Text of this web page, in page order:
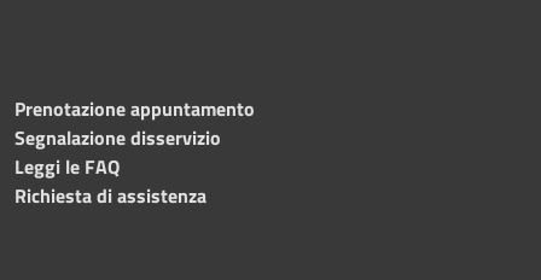
Prenotazione appuntamento
Segnalazione disservizio
Leggi le FAQ
Richiesta di assistenza